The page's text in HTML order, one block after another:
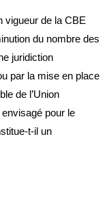
vigueur de la CBE
du nombre des
juridiction
par la mise en place
de l’Union
pour le
t-il un